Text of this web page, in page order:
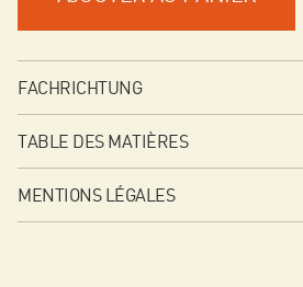
FACHRICHTUNG
TABLE DES MATIÈRES
MENTIONS LÉGALES